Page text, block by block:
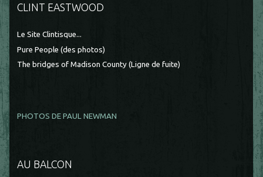
CLINT EASTWOOD
Le Site Clintisque...
Pure People (des photos)
The bridges of Madison County (Ligne de fuite)
PHOTOS DE PAUL NEWMAN
AU BALCON